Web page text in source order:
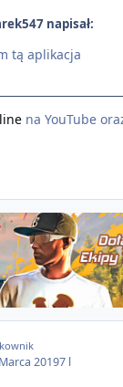
napisał:
tą aplikacja
na YouTube
20197 l